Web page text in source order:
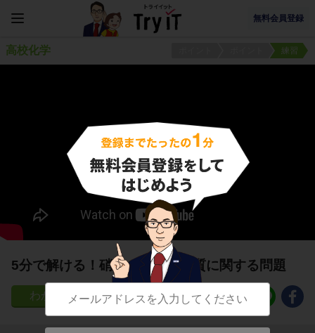
無料会員登録
高校化学 練習
5分で解ける！硝酸の製法と性質に関する問題
9